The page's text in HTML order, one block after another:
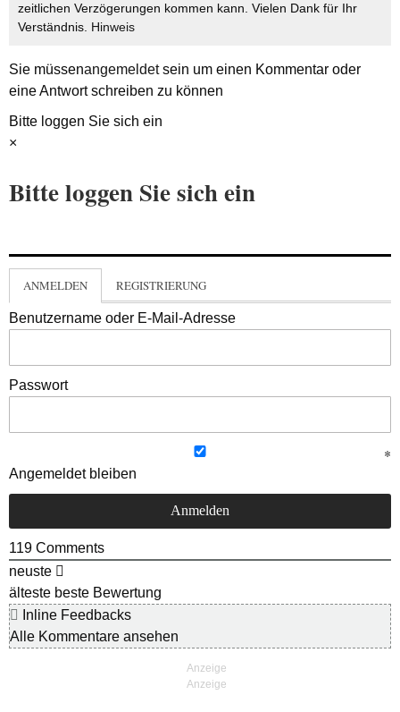
zeitlichen Verzögerungen kommen kann. Vielen Dank für Ihr
Verständnis. Hinweis
Sie müssenangemeldetsein um einen Kommentar oder
eine Antwort schreiben zu können
Bitte loggen Sie sich ein
×
Bitte loggen Sie sich ein
ANMELDEN REGISTRIERUNG
Benutzername oder E-Mail-Adresse
Passwort
Angemeldet bleiben
119 Comments
neuste
älteste beste Bewertung
Inline Feedbacks
Alle Kommentare ansehen